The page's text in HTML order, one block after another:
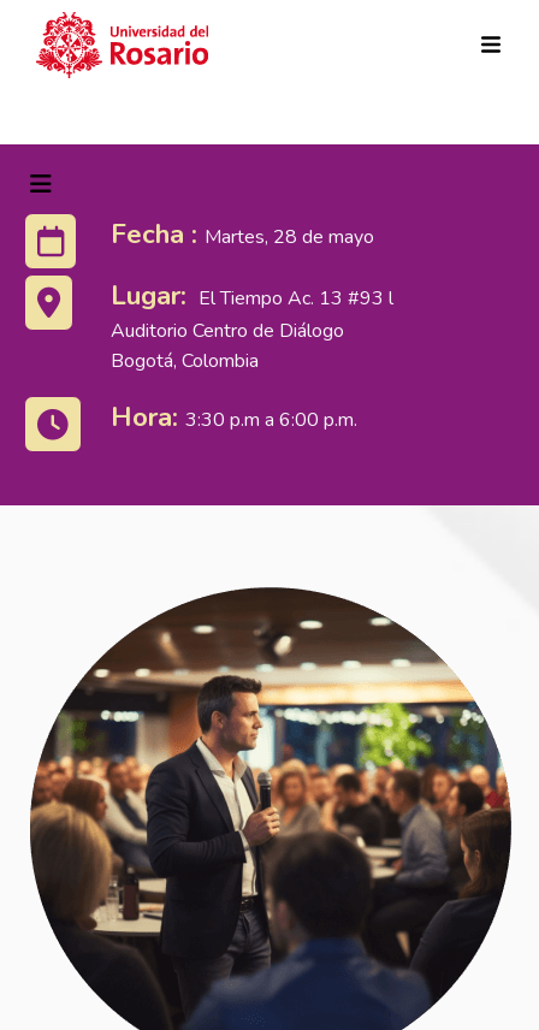
Fecha : Martes, 28 de mayo
Lugar: El Tiempo Ac. 13 #93 l
Auditorio Centro de Diálogo
Bogotá, Colombia
Hora: 3:30 p.m a 6:00 p.m.